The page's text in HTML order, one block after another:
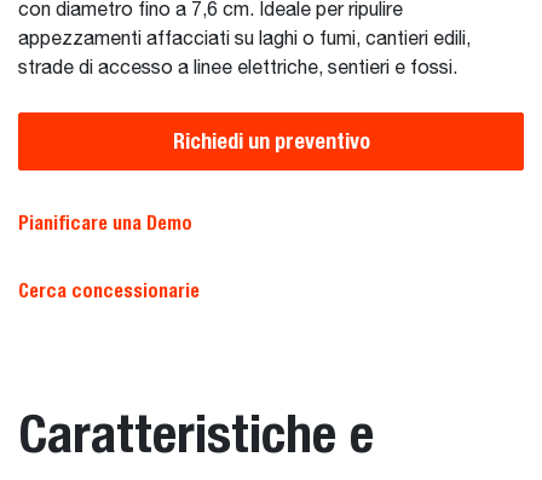
con diametro fino a 7,6 cm. Ideale per ripulire
appezzamenti affacciati su laghi o fumi, cantieri edili,
strade di accesso a linee elettriche, sentieri e fossi.
Richiedi un preventivo
Pianificare una Demo
Cerca concessionarie
Caratteristiche e